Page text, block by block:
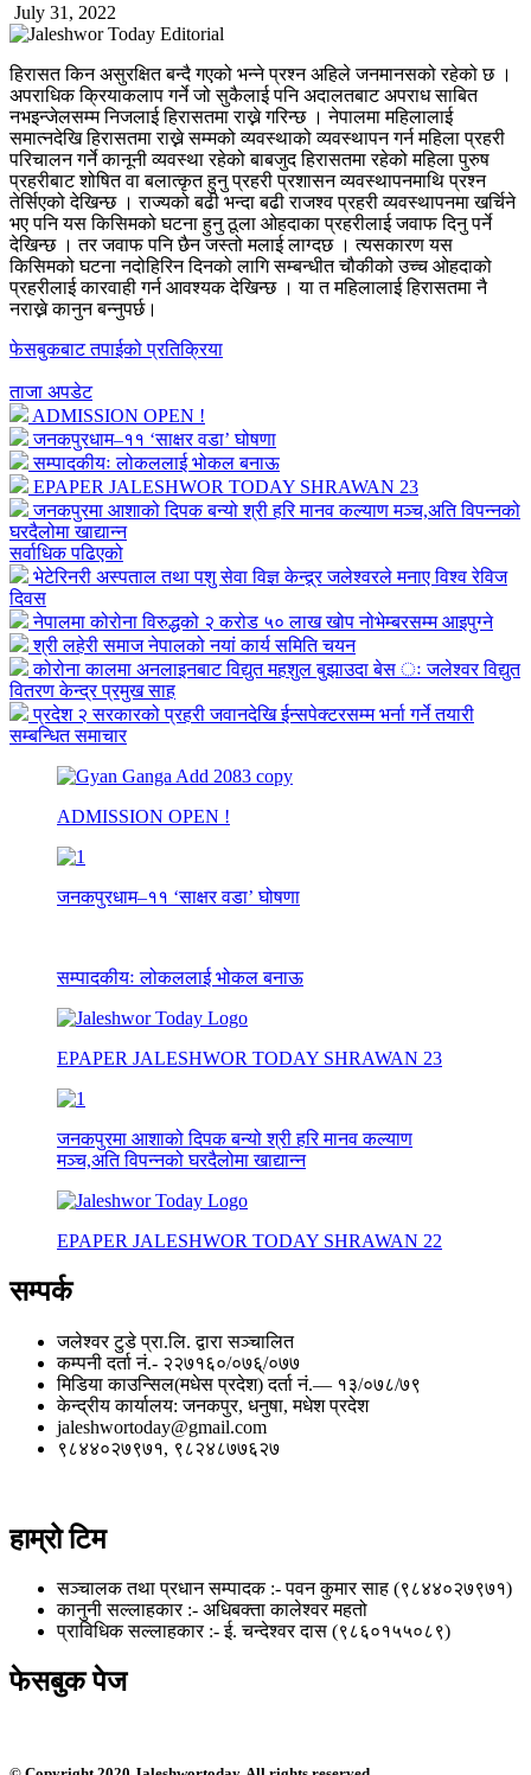
July 31, 2022
हिरासत किन असुरक्षित बन्दै गएको भन्ने प्रश्न अहिले जनमानसको रहेको छ ।
अपराधिक क्रियाकलाप गर्ने जो सुकैलाई पनि अदालतबाट अपराध साबित
नभइन्जेलसम्म निजलाई हिरासतमा राख्ने गरिन्छ । नेपालमा महिलालाई
समात्नदेखि हिरासतमा राख्ने सम्मको व्यवस्थाको व्यवस्थापन गर्न महिला प्रहरी
परिचालन गर्ने कानूनी व्यवस्था रहेको बाबजुद हिरासतमा रहेको महिला पुरुष
प्रहरीबाट शोषित वा बलात्कृत हुनु प्रहरी प्रशासन व्यवस्थापनमाथि प्रश्न
तेर्सिएको देखिन्छ । राज्यको बढी भन्दा बढी राजश्व प्रहरी व्यवस्थापनमा खर्चिने
भए पनि यस किसिमको घटना हुनु ठूला ओहदाका प्रहरीलाई जवाफ दिनु पर्ने
देखिन्छ । तर जवाफ पनि छैन जस्तो मलाई लाग्दछ । त्यसकारण यस
किसिमको घटना नदोहिरिन दिनको लागि सम्बन्धीत चौकीको उच्च ओहदाको
प्रहरीलाई कारवाही गर्न आवश्यक देखिन्छ । या त महिलालाई हिरासतमा नै
नराख्ने कानुन बन्नुपर्छ।
फेसबुकबाट तपाईको प्रतिक्रिया
ताजा अपडेट
ADMISSION OPEN !
जनकपुरधाम–११ ‘साक्षर वडा’ घोषणा
सम्पादकीयः लोकललाई भोकल बनाऊ
EPAPER JALESHWOR TODAY SHRAWAN 23
जनकपुरमा आशाको दिपक बन्यो श्री हरि मानव कल्याण मञ्च,अति विपन्नको
घरदैलोमा खाद्यान्न
सर्वाधिक पढिएको
भेटेरिनरी अस्पताल तथा पशु सेवा विज्ञ केन्द्र्र जलेश्वरले मनाए विश्व रेविज
दिवस
नेपालमा कोरोना विरुद्धको २ करोड ५० लाख खोप नोभेम्बरसम्म आइपुग्ने
श्री लहेरी समाज नेपालको नयां कार्य समिति चयन
कोरोना कालमा अनलाइनबाट विद्युत महशुल बुझाउदा बेस ः जलेश्वर विद्युत
वितरण केन्द्र प्रमुख साह
प्रदेश २ सरकारको प्रहरी जवानदेखि ईन्सपेक्टरसम्म भर्ना गर्ने तयारी
सम्बन्धित समाचार
ADMISSION OPEN !
जनकपुरधाम–११ ‘साक्षर वडा’ घोषणा
सम्पादकीयः लोकललाई भोकल बनाऊ
EPAPER JALESHWOR TODAY SHRAWAN 23
जनकपुरमा आशाको दिपक बन्यो श्री हरि मानव कल्याण
मञ्च,अति विपन्नको घरदैलोमा खाद्यान्न
EPAPER JALESHWOR TODAY SHRAWAN 22
सम्पर्क
जलेश्वर टुडे प्रा.लि. द्वारा सञ्चालित
कम्पनी दर्ता नं.- २२७१६०/०७६्/०७७
मिडिया काउन्सिल(मधेस प्रदेश) दर्ता नं.— १३/०७८/७९
केन्द्रीय कार्यालय: जनकपुर, धनुषा, मधेश प्रदेश
jaleshwortoday@gmail.com
९८४४०२७९७१, ९८२४८७७६२७
हाम्रो टिम
सञ्चालक तथा प्रधान सम्पादक :- पवन कुमार साह (९८४४०२७९७१)
कानुनी सल्लाहकार :- अधिबक्ता कालेश्वर महतो
प्राविधिक सल्लाहकार :- ई. चन्देश्वर दास (९८६०१५५०८९)
फेसबुक पेज